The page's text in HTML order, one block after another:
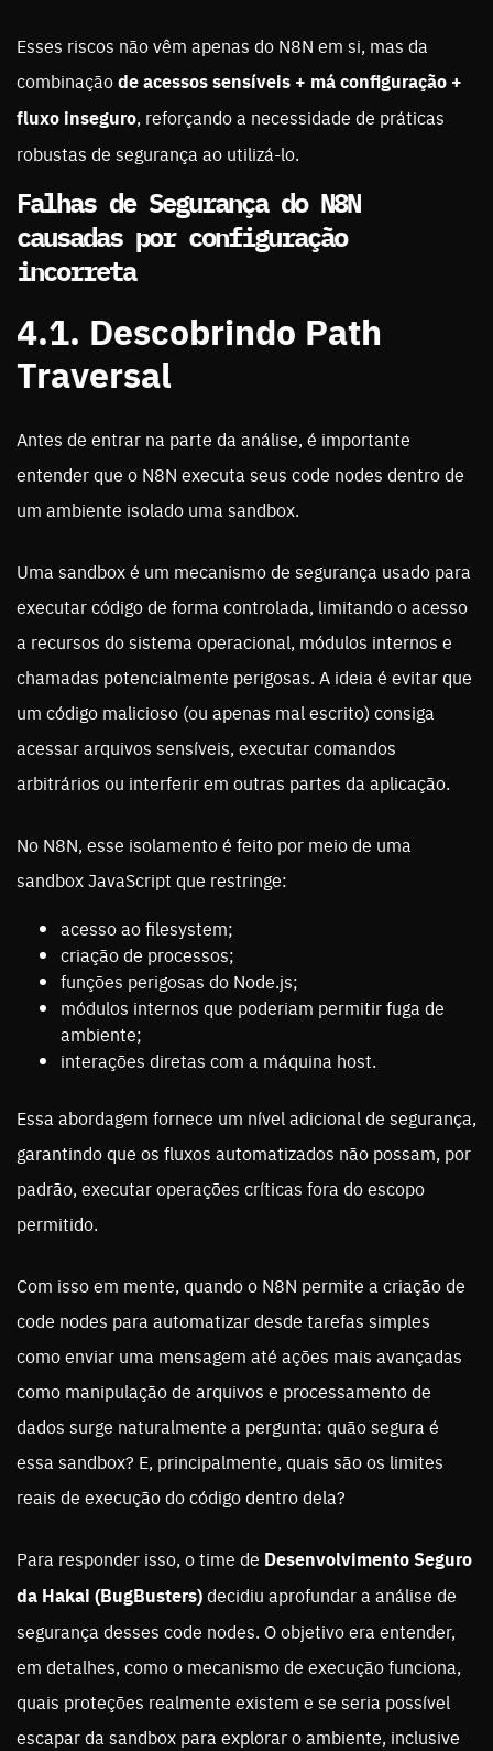
Esses riscos não vêm apenas do N8N em si, mas da
combinaçãode acessos sensíveis + má configuração +
fluxo inseguro, reforçando a necessidade de práticas
robustas de segurança ao utilizá-lo.
Falhas de Segurança do N8N
causadas por configuração
incorreta
4.1. Descobrindo Path
Traversal
Antes de entrar na parte da análise, é importante
entender que o N8N executa seus code nodes dentro de
um ambiente isolado uma sandbox.
Uma sandbox é um mecanismo de segurança usado para
executar código de forma controlada, limitando o acesso
a recursos do sistema operacional, módulos internos e
chamadas potencialmente perigosas. A ideia é evitar que
um código malicioso (ou apenas mal escrito) consiga
acessar arquivos sensíveis, executar comandos
arbitrários ou interferir em outras partes da aplicação.
No N8N, esse isolamento é feito por meio de uma
sandbox JavaScript que restringe:
acesso ao filesystem;
criação de processos;
funções perigosas do Node.js;
módulos internos que poderiam permitir fuga de
ambiente;
interações diretas com a máquina host.
Essa abordagem fornece um nível adicional de segurança,
garantindo que os fluxos automatizados não possam, por
padrão, executar operações críticas fora do escopo
permitido.
Com isso em mente, quando o N8N permite a criação de
code nodes para automatizar desde tarefas simples
como enviar uma mensagem até ações mais avançadas
como manipulação de arquivos e processamento de
dados surge naturalmente a pergunta: quão segura é
essa sandbox? E, principalmente, quais são os limites
reais de execução do código dentro dela?
Para responder isso, o time de Desenvolvimento Seguro
da Hakai (BugBusters)decidiu aprofundar a análise de
segurança desses code nodes. O objetivo era entender,
em detalhes, como o mecanismo de execução funciona,
quais proteções realmente existem e se seria possível
escapar da sandbox para explorar o ambiente, inclusive